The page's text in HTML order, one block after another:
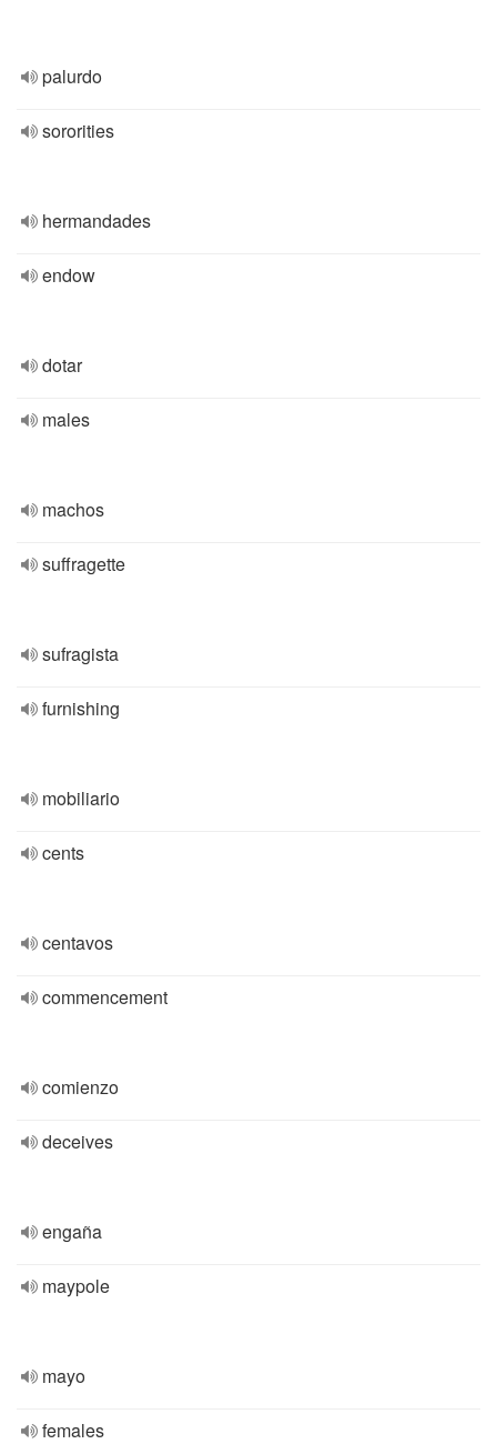
palurdo
sororities
hermandades
endow
dotar
males
machos
suffragette
sufragista
furnishing
mobiliario
cents
centavos
commencement
comienzo
deceives
engaña
maypole
mayo
females